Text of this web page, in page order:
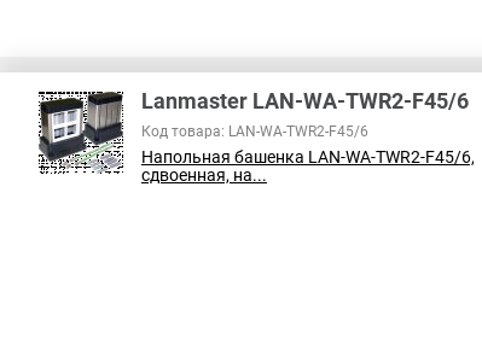
В соответствии с пунктом 2 статьи 437 ГК РФ, вся
справочный характер и не является публичной офертой.
Lanmaster LAN-WA-TWR2-F45/6
Код товара: LAN-WA-TWR2-F45/6
Напольная башенка LAN-WA-TWR2-F45/6,
сдвоенная, на...